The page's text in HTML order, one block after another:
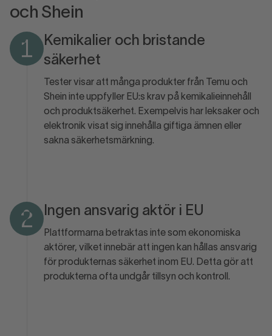
och Shein
1
Kemikalier och bristande
säkerhet
Tester visar att många produkter från Temu och
Shein inte uppfyller EU:s krav på kemikalieinnehåll
och produktsäkerhet. Exempelvis har leksaker och
elektronik visat sig innehålla giftiga ämnen eller
sakna säkerhetsmärkning.
2 Ingen ansvarig aktör i EU
Plattformarna betraktas inte som ekonomiska
aktörer, vilket innebär att ingen kan hållas ansvarig
för produkternas säkerhet inom EU. Detta gör att
produkterna ofta undgår tillsyn och kontroll.